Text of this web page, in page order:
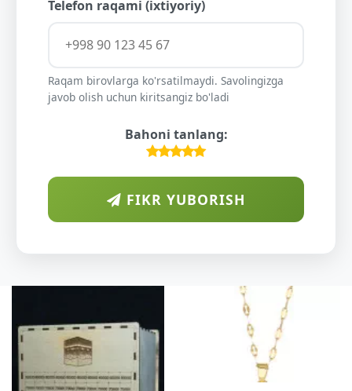
Telefon raqami (ixtiyoriy)
Raqam birovlarga ko'rsatilmaydi. Savolingizga
javob olish uchun kiritsangiz bo'ladi
Bahoni tanlang:
FIKR YUBORISH
YELIMI: